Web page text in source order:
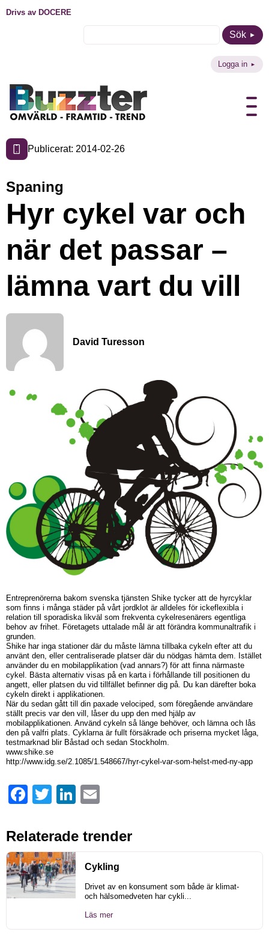
Drivs av DOCERE
Sök
Logga in
Publicerat: 2014-02-26
Spaning
Hyr cykel var och
när det passar –
lämna vart du vill
David Turesson
Entreprenörerna bakom svenska tjänsten Shike tycker att de hyrcyklar
som finns i många städer på vårt jordklot är alldeles för ickeflexibla i
relation till sporadiska likväl som frekventa cykelresenärers egentliga
behov av frihet. Företagets uttalade mål är att förändra kommunaltrafik i
grunden.
Shike har inga stationer där du måste lämna tillbaka cykeln efter att du
använt den, eller centraliserade platser där du nödgas hämta dem. Istället
använder du en mobilapplikation (vad annars?) för att finna närmaste
cykel. Bästa alternativ visas på en karta i förhållande till positionen du
angett, eller platsen du vid tillfället befinner dig på. Du kan därefter boka
cykeln direkt i applikationen.
När du sedan gått till din paxade velociped, som föregående användare
ställt precis var den vill, låser du upp den med hjälp av
mobilapplikationen. Använd cykeln så länge behöver, och lämna och lås
den på valfri plats. Cyklarna är fullt försäkrade och priserna mycket låga,
testmarknad blir Båstad och sedan Stockholm.
www.shike.se
http://www.idg.se/2.1085/1.548667/hyr-cykel-var-som-helst-med-ny-app
FacebookTwitter LinkedIn
Relaterade trender
Cykling
Drivet av en konsument som både är klimat-
och hälsomedveten har cykli...
Läs mer